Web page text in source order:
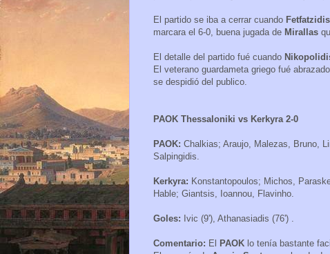
El partido se iba a cerrar cuando Fetfatzidis
marcara el 6-0, buena jugada de Mirallas
El detalle del partido fué cuando
El veterano guardameta griego fué
se despidió del publico.
PAOK Thessaloniki vs Kerkyra 2-0
PAOK: Chalkias; Araujo, Malezas, Bruno,
Salpingidis.
Kerkyra: Konstantopoulos; Michos,
Hable; Giantsis, Ioannou, Flavinho.
Goles: Ivic (9'), Athanasiadis (76') .
Comentario: El PAOK lo tenía bastante